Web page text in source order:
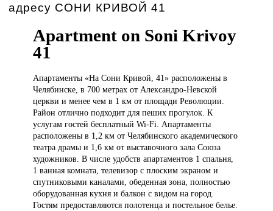
адресу СОНИ КРИВОЙ 41
Apartment on Soni Krivoy
41
Апартаменты «НаСони Кривой, 41» расположены в
Челябинске, в 700 метрах от Александро-Невской
церкви и менее чем в 1 км от площади Революции.
Район отлично подходит для пеших прогулок. К
услугам гостей бесплатный Wi-Fi. Апартаменты
расположены в 1,2 км от Челябинского академического
театра драмы и 1,6 км от выставочного зала Союза
художников. В числе удобств апартаментов 1 спальня,
1 ванная комната, телевизор с плоским экраном и
спутниковыми каналами, обеденная зона, полностью
оборудованная кухня и балкон с видом на город.
Гостям предоставляются полотенца и постельное белье.